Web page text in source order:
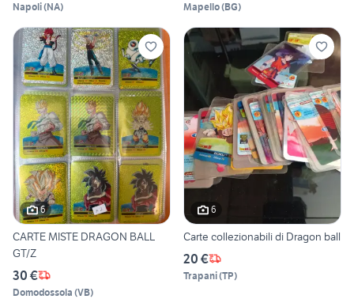
Napoli(NA) Mapello(BG)
6
CARTE MISTE DRAGON BALL
GT/Z
30 €
Domodossola (VB)
6
Carte collezionabili di Dragon ball
20 €
Trapani(TP)